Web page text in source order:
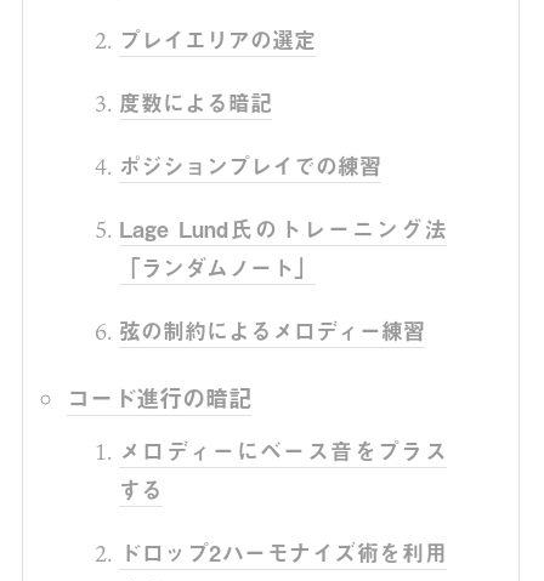
プレイエリアの選定
度数による暗記
ポジションプレイでの練習
Lage Lund氏のトレーニング法
「ランダムノート」
弦の制約によるメロディー練習
コード進行の暗記
メロディーにベース音をプラス
する
ドロップ2ハーモナイズ術を利用